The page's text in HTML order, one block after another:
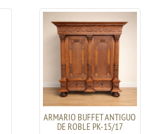
ARMARIO BUFFET ANTIGUO
DE ROBLE PK-15/17